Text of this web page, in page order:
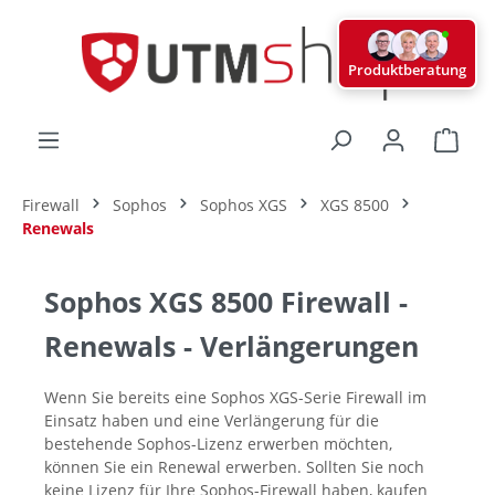
Firewall Sophos Sophos XGS
XGS 8500
Renewals
Sophos XGS 8500 Firewall -
Renewals - Verlängerungen
Wenn Sie bereits eine Sophos XGS-Serie Firewall im
Einsatz haben und eine Verlängerung für die
bestehende Sophos-Lizenz erwerben möchten,
können Sie ein Renewal erwerben. Sollten Sie noch
keine Lizenz für Ihre Sophos-Firewall haben, kaufen
Produktberatung